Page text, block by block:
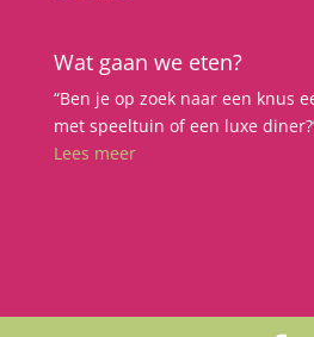
Wat gaan we eten?
“Ben je op zoek naar een knus
met speeltuin of een luxe
Lees meer